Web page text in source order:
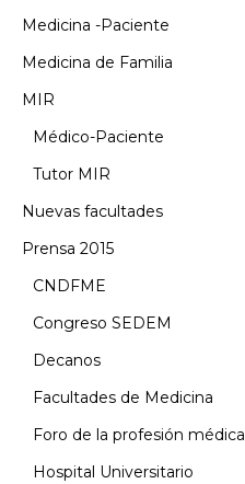
Medicina -Paciente
Medicina de Familia
MIR
Médico-Paciente
Tutor MIR
Nuevas facultades
Prensa 2015
CNDFME
Congreso SEDEM
Decanos
Facultades de Medicina
Foro de la profesión médica
Hospital Universitario